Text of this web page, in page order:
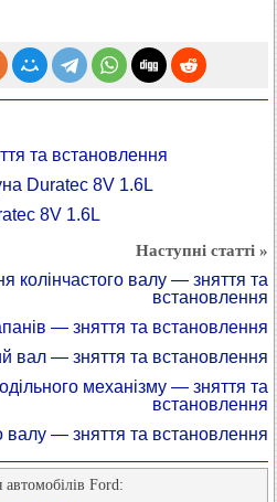
та встановлення
Duratec 8V 1.6L
8V 1.6L
Наступні статті »
колінчастого валу — зняття та
встановлення
— зняття та встановлення
вал — зняття та встановлення
механізму — зняття та
встановлення
валу — зняття та встановлення
автомобілів Ford: